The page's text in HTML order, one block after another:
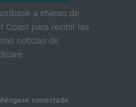
a eNews de
Coast para recibir las
noticias de
conectado
materiales autorizados:
de Cobertura Local (LCDs),
Programa e Instrucciones de